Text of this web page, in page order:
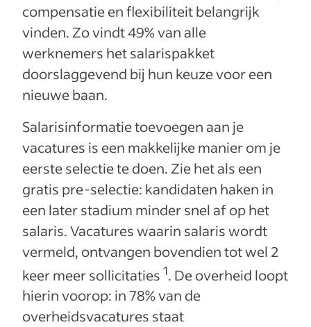
compensatie en flexibiliteit belangrijk
vinden. Zo vindt 49% van alle
werknemers het salarispakket
doorslaggevend bij hun keuze voor een
nieuwe baan.
Salarisinformatie toevoegen aan je
vacatures is een makkelijke manier om je
eerste selectie te doen. Zie het als een
gratis pre-selectie: kandidaten haken in
een later stadium minder snel af op het
salaris. Vacatures waarin salaris wordt
vermeld, ontvangen bovendien tot wel 2
keer meer sollicitaties 1 . De overheid loopt
hierin voorop: in 78% van de
overheidsvacatures staat